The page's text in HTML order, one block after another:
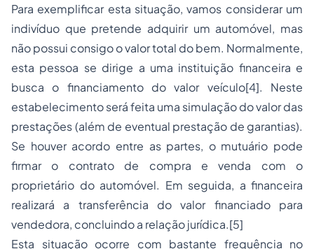
Para exemplificar esta situação, vamos considerar um
indivíduo que pretende adquirir um automóvel, mas
não possui consigo o valor total do bem. Normalmente,
esta pessoa se dirige a uma instituição financeira e
busca o financiamento do valor veículo[4]. Neste
estabelecimento será feita uma simulação do valor das
prestações (além de eventual prestação de garantias).
Se houver acordo entre as partes, o mutuário pode
firmar o contrato de compra e venda com o
proprietário do automóvel. Em seguida, a financeira
realizará a transferência do valor financiado para
vendedora, concluindo a relação jurídica.[5]
Esta situação ocorre com bastante frequência no